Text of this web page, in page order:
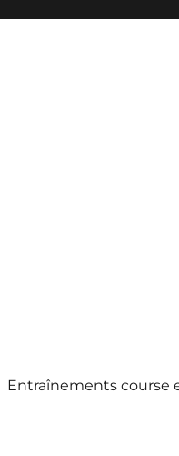
Entraînements course